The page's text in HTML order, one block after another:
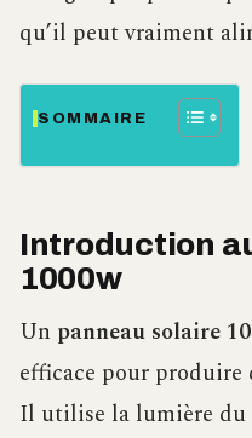
qu’il peut vraiment
SOMMAIRE
Introduction
1000w
Un panneau solaire
efficace pour produire
Il utilise la lumière du